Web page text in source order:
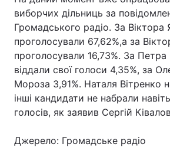
виборчих дільниць за
Громадського радіо. За Віктора
проголосували 67,62%,а за
проголосували 16,73%. За
віддали свої голоси 4,35%, за
Мороза 3,91%. Наталя Вітренко
інші кандидати не набрали
голосів, як заявив Сергій
Джерело: Громадське радіо